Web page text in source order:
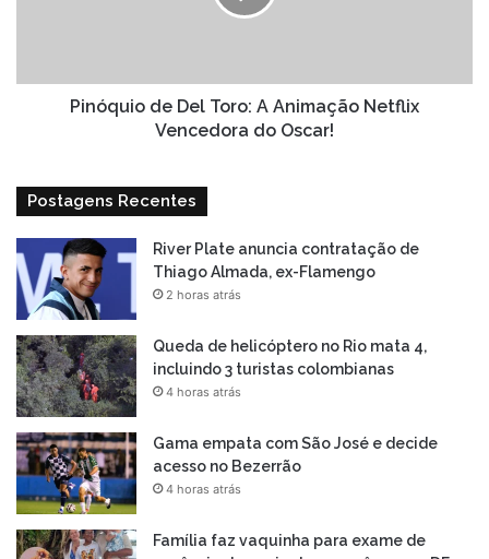
do
Pinóquio de Del Toro: A Animação Netflix
Vencedora do Oscar!
Postagens Recentes
River Plate anuncia contratação de
Thiago Almada, ex-Flamengo
2 horas atrás
Queda de helicóptero no Rio mata 4,
incluindo 3 turistas colombianas
4 horas atrás
Gama empata com São José e decide
acesso no Bezerrão
4 horas atrás
Família faz vaquinha para exame de